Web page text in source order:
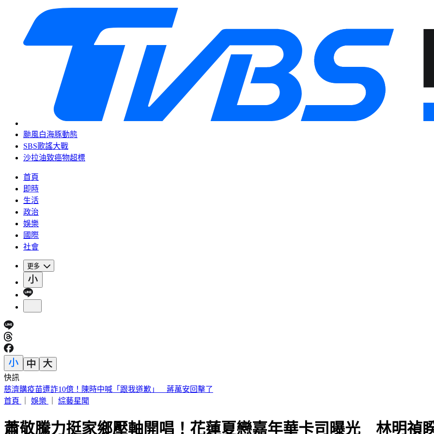
颱風白海豚動態
SBS歌謠大戰
沙拉油致癌物超標
首頁
即時
生活
政治
娛樂
國際
社會
更多
快訊
快訊／菲律賓又爆5.0地震 震源深度35公里
首頁
娛樂 綜藝星聞
蕭敬騰力挺家鄉壓軸開唱！花蓮夏戀嘉年華卡司曝光 林明禎